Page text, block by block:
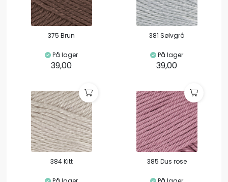
375 Brun
På lager
39,00
381 Sølvgrå
På lager
39,00
384 Kitt 385 Dus rose